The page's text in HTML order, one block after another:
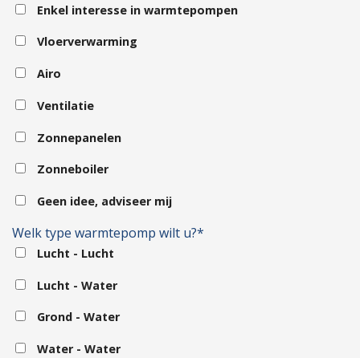
Enkel interesse in warmtepompen
Vloerverwarming
Airo
Ventilatie
Zonnepanelen
Zonneboiler
Geen idee, adviseer mij
Welk type warmtepomp wilt u?*
Lucht - Lucht
Lucht - Water
Grond - Water
Water - Water